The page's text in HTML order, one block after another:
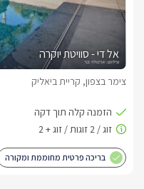
אל די - סוויטת יוקרה
צימר בצפון, קריית ביאליק
בריכה פרטית מחוממת ומקורה